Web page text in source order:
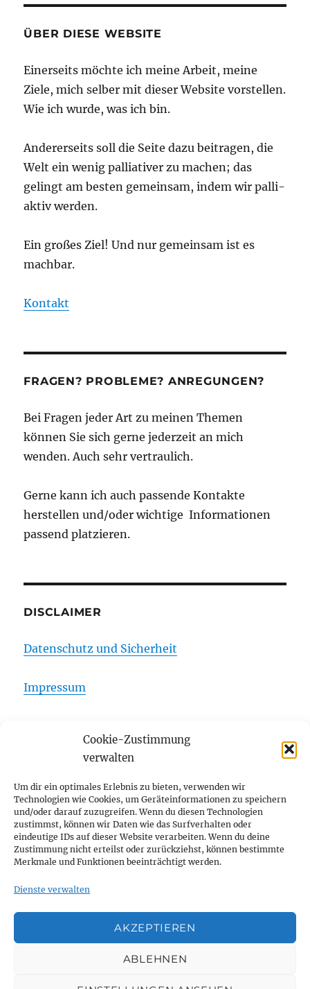
Cookie-Zustimmung
verwalten
Um dir ein optimales Erlebnis zu bieten, verwenden wir
Technologien wie Cookies, um Geräteinformationen zu speichern
und/oder darauf zuzugreifen. Wenn du diesen Technologien
zustimmst, können wir Daten wie das Surfverhalten oder
eindeutige IDs auf dieser Website verarbeiten. Wenn du deine
Zustimmung nicht erteilst oder zurückziehst, können bestimmte
Merkmale und Funktionen beeinträchtigt werden.
Dienste verwalten
AKZEPTIEREN
ABLEHNEN
ÜBER DIESE WEBSITE
Einerseits möchte ich meine Arbeit, meine
Ziele, mich selber mit dieser Website vorstellen.
Wie ich wurde, was ich bin.
Andererseits soll die Seite dazu beitragen, die
Welt ein wenig palliativer zu machen; das
gelingt am besten gemeinsam, indem wir palli-
aktiv werden.
Ein großes Ziel! Und nur gemeinsam ist es
machbar.
Kontakt
FRAGEN? PROBLEME? ANREGUNGEN?
Bei Fragen jeder Art zu meinen Themen
können Sie sich gerne jederzeit an mich
wenden. Auch sehr vertraulich.
Gerne kann ich auch passende Kontakte
herstellen und/oder wichtige Informationen
passend platzieren.
DISCLAIMER
Datenschutz und Sicherheit
Impressum
Über mich
öffnen
Publikationen
Ehrungen und Auszeichnungen
Blog
Cookie-Richtlinie (EU)